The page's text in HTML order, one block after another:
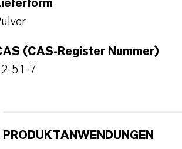
(CAS-Register Nummer)
51-7
PRODUKTANWENDUNGEN